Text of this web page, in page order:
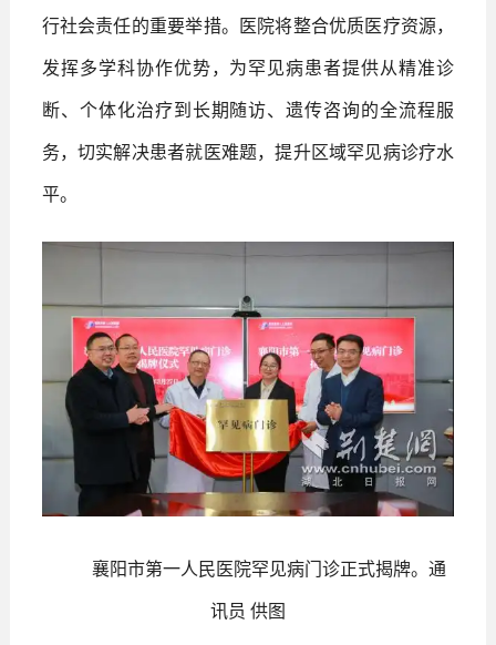
行社会责任的重要举措。医院将整合优质医疗资源，
发挥多学科协作优势，为罕见病患者提供从精准诊
断、个体化治疗到长期随访、遗传咨询的全流程服
务，切实解决患者就医难题，提升区域罕见病诊疗水
平。
襄阳市第一人民医院罕见病门诊正式揭牌。通
讯员 供图